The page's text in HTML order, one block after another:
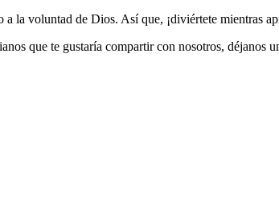
la voluntad de Dios. Así que, ¡diviértete mientras
que te gustaría compartir con nosotros, déjanos